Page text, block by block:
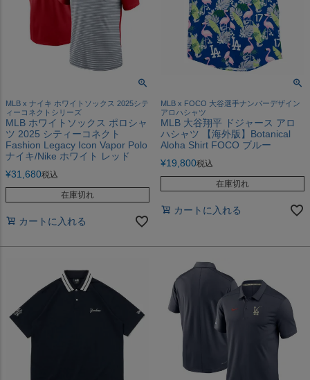
MLB x ナイキ ホワイトソックス 2025シテ
ィーコネクトシリーズ
MLB ホワイトソックス ポロシャ
ツ 2025 シティーコネクト
Fashion Legacy Icon Vapor Polo
ナイキ/Nike ホワイト レッド
¥31,680税込
在庫切れ
カートに入れる
MLB x FOCO 大谷選手ナンバーデザイン
アロハシャツ
MLB 大谷翔平 ドジャース アロ
ハシャツ 【海外版】Botanical
Aloha Shirt FOCO ブルー
¥19,800税込
在庫切れ
カートに入れる